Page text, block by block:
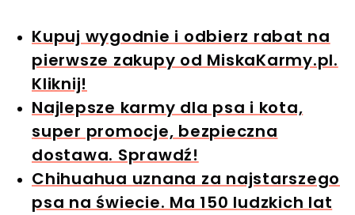
Kupuj wygodnie i odbierz rabat na
pierwsze zakupy od MiskaKarmy.pl.
Kliknij!
Najlepsze karmy dla psa i kota,
super promocje, bezpieczna
dostawa. Sprawdź!
Chihuahua uznana za najstarszego
psa na świecie. Ma 150 ludzkich lat